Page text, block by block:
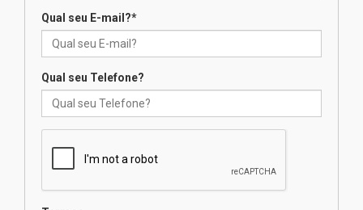
das novas tecnologias em
calouros do segundo semestre
04.08.2026
Qual seu E-mail?*
Qual seu Telefone?